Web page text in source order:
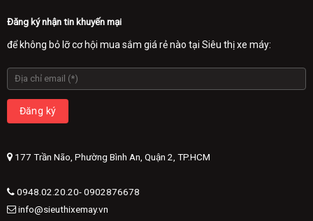
Đăng ký nhận tin khuyến mại
để không bỏ lỡ cơ hội mua sắm giá rẻ nào tại Siêu thị xe máy:
177 Trần Não, Phường Bình An, Quận 2, TP.HCM
0948.02.20.20- 0902876678
info@sieuthixemay.vn